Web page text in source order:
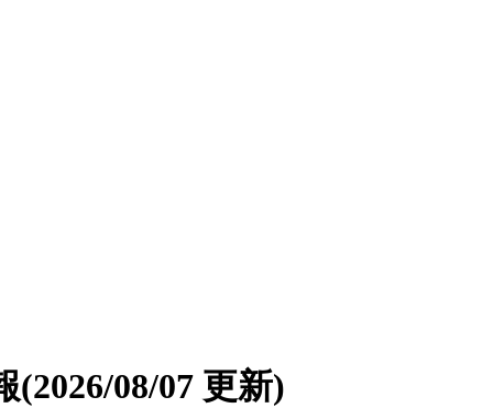
(2026/08/07 更新)